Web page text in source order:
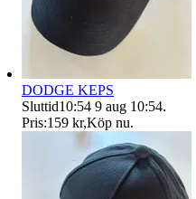
DODGE KEPS
Sluttid10:54 9 aug 10:54.
Pris:159 kr,Köp nu.